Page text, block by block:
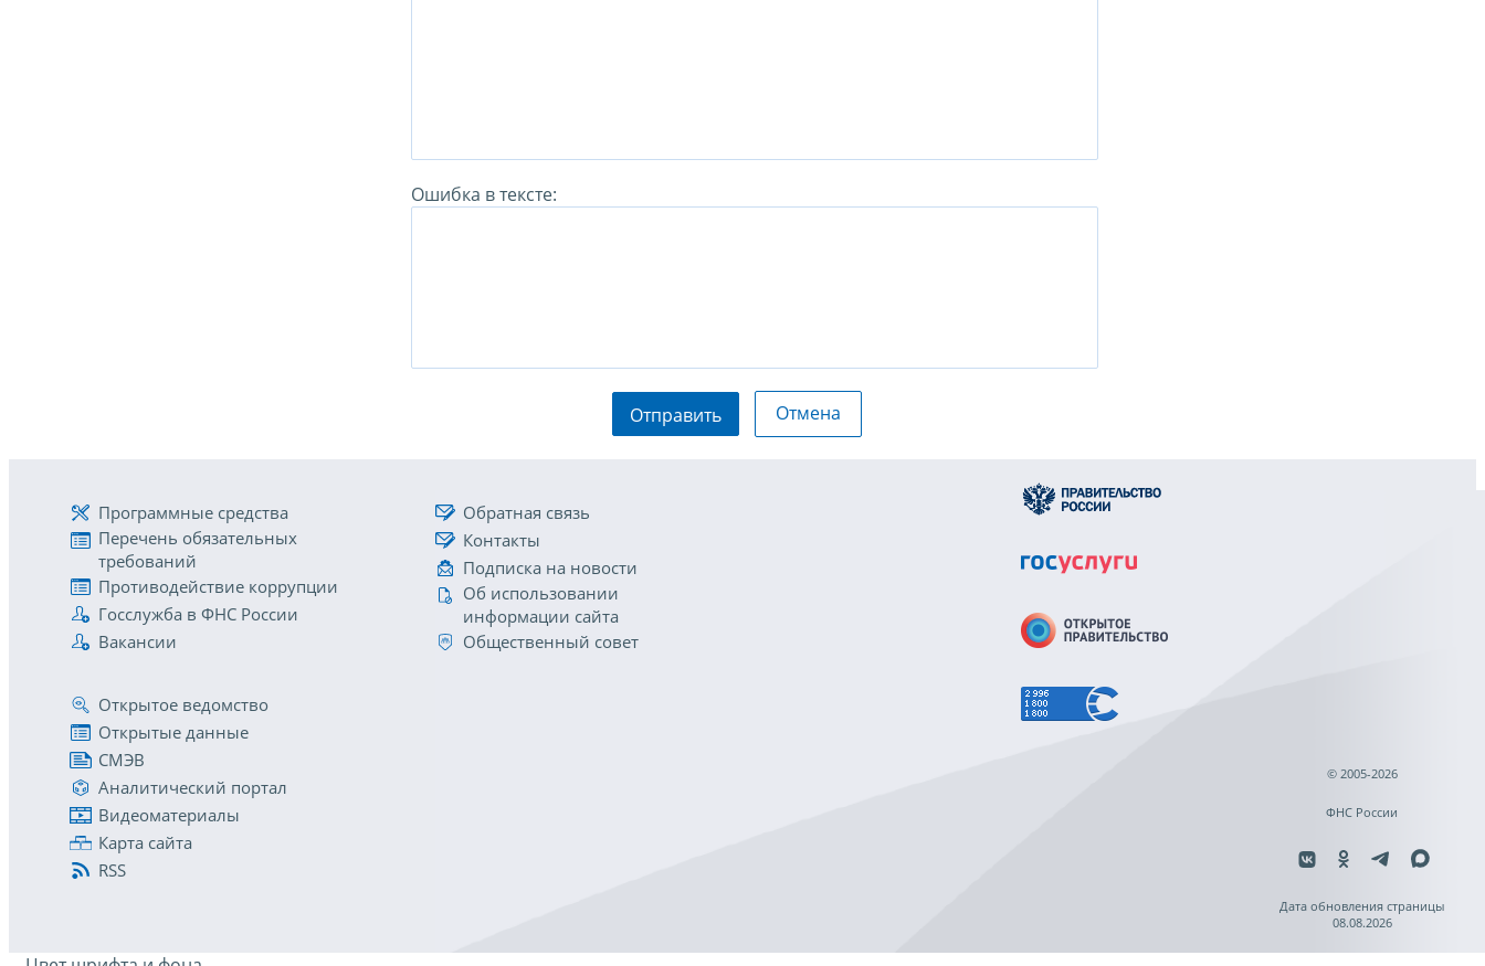
Ошибка в тексте:
Отправить Отмена
Программные средства
Перечень обязательных
требований
Противодействие коррупции
Госслужба в ФНС России
Вакансии
Обратная связь
Контакты
Подписка на новости
Об использовании
информации сайта
Общественный совет
Открытое ведомство
Открытые данные
СМЭВ
Аналитический портал
Видеоматериалы
Карта сайта
RSS
© 2005-2026
ФНС России
Дата обновления страницы
08.08.2026